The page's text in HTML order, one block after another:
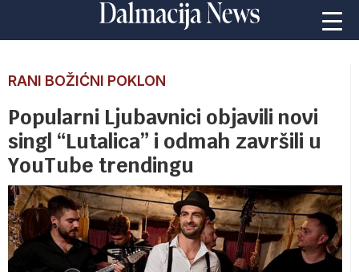
RANI BOŽIĆNI POKLON
Popularni Ljubavnici objavili novi
singl “Lutalica” i odmah završili u
YouTube trendingu